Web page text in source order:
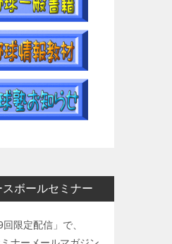
ボールセミナー
限定配信」で、